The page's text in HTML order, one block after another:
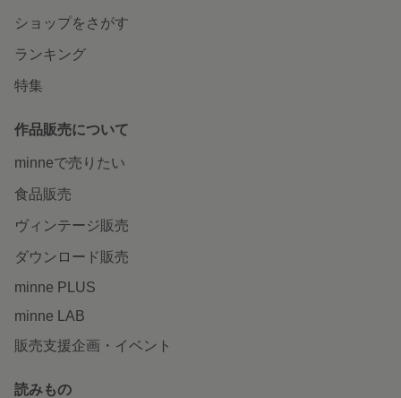
ショップをさがす
ランキング
特集
作品販売について
minneで売りたい
食品販売
ヴィンテージ販売
ダウンロード販売
minne PLUS
minne LAB
販売支援企画・イベント
読みもの